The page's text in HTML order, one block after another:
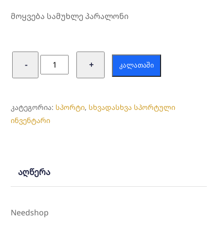
მოყვება სამუხლე პარალონი
−
რაოდენობა:
პრესის
+ ᲙᲐᲚᲐᲗᲐᲨᲘ
ᲙᲐᲢᲔᲒᲝᲠᲘᲐ: სპორტი, სხვადასხვა სპორტული
ინვენტარი
აღწერა
Needshop